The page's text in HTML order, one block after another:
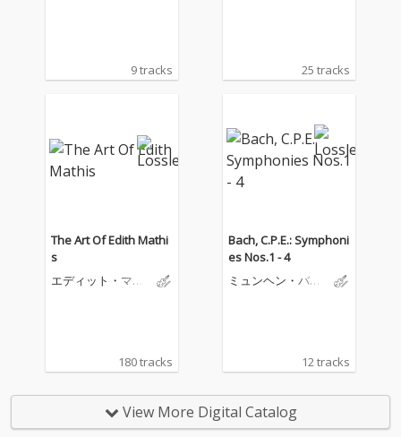
9 tracks 25 tracks
The Art Of Edith Mathi
s
エディット・マテ
180 tracks
Bach, C.P.E.: Symphoni
es Nos.1 - 4
ミュンヘン・バッ
12 tracks
View More Digital Catalog